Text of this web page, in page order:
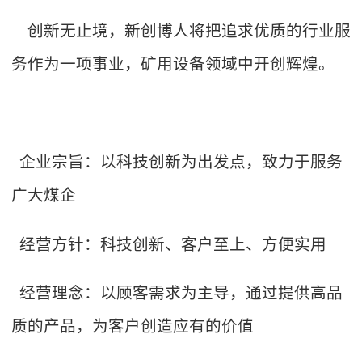
创新无止境，新创博人将把追求优质的行业服
务作为一项事业，矿用设备领域中开创辉煌。
企业宗旨：以科技创新为出发点，致力于服务
广大煤企
经营方针：科技创新、客户至上、方便实用
经营理念：以顾客需求为主导，通过提供高品
质的产品，为客户创造应有的价值